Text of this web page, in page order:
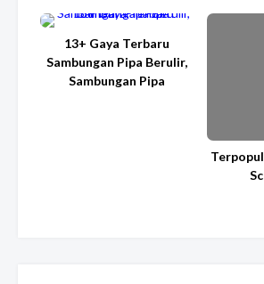
13+ Gaya Terbaru
Sambungan Pipa Berulir,
Sambungan Pipa